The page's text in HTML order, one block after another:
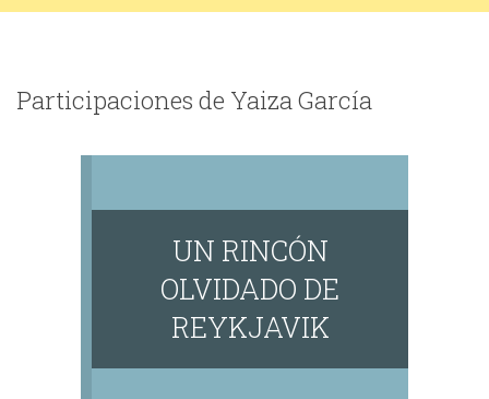
Participaciones de Yaiza García
UN RINCÓN
OLVIDADO DE
REYKJAVIK